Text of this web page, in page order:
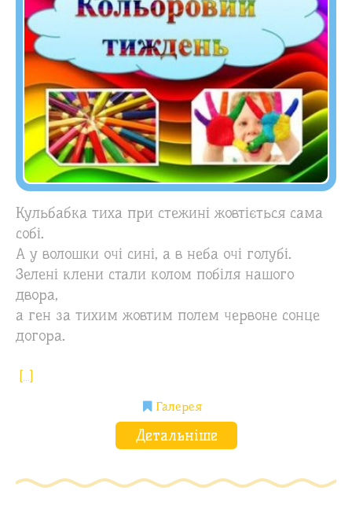
Кульбабка тиха при стежині жовтіється сама
собі.
А у волошки очі сині, а в неба очі голубі.
Зелені клени стали колом побіля нашого
двора,
а ген за тихим жовтим полем червоне сонце
догора.
[…]
Галерея
Детальніше